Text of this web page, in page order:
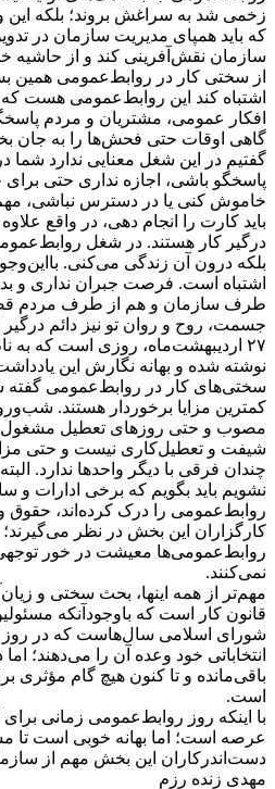
زخمی شد به سراغش بروند؛ بلکه
که باید همپای مدیریت سازمان در
سازمان نقش‌آفرینی کند و از حاشیه
از سختی کار در روابط‌عمومی
اشتباه کند این روابط‌عمومی هست که
افکار عمومی، مشتریان و مردم
گاهی اوقات حتی فحش‌ها را به جان
گفتیم در این شغل معنایی ندارد شما
پاسخگو باشی، اجازه نداری حتی برای
خاموش کنی یا در دسترس نباشی،
باید کارت را انجام دهی، در واقع
درگیر کار هستند. در شغل
بلکه درون آن زندگی می‌کنی.
اشتباه است. فرصت جبران نداری و
طرف سازمان و هم از طرف مردم
جسمت، روح و روان تو نیز دائم
۲۷ اردیبهشت‌ماه، روزی است که به
نوشته شده و بهانه نگارش این
سختی‌های کار در روابط‌عمومی گفته
کمترین مزایا برخوردار هستند.
مصوب و حتی روزهای تعطیل مشغول
شیفت و تعطیل‌کاری نیست و حتی
چندان فرقی با دیگر واحدها ندارد.
نشویم باید بگویم که برخی ادارات و
روابط‌عمومی را درک کرده‌اند، حقوق
کارگزاران این بخش در نظر
روابط‌عمومی‌ها معیشت در خور
نمی‌کنند.
مهم‌تر از همه اینها، بحث سختی و
قانون کار است که باوجودآنکه
شورای اسلامی سال‌هاست که در روز
انتخاباتی خود وعده آن را می‌دهند؛
باقی‌مانده و تا کنون هیچ گام مؤثری
است.
با اینکه روز روابط‌عمومی زمانی
عرصه است؛ اما بهانه خوبی است تا
دست‌اندرکاران این بخش مهم از
مهدی زنده رزم